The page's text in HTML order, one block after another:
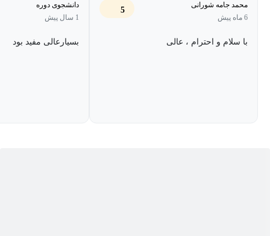
قدم‌های موفقیت‌آمیز را در دنیای کارآفرینی بردارید.
این دوره همچنین به شما نشان می‌دهد که چگونه با استفاده از
محمد جامه شورانی
6 ماه پیش
5
با سلام و احترام ، عالی
دانشجوی دوره
1 سال پیش
بسیارعالی مفید بود